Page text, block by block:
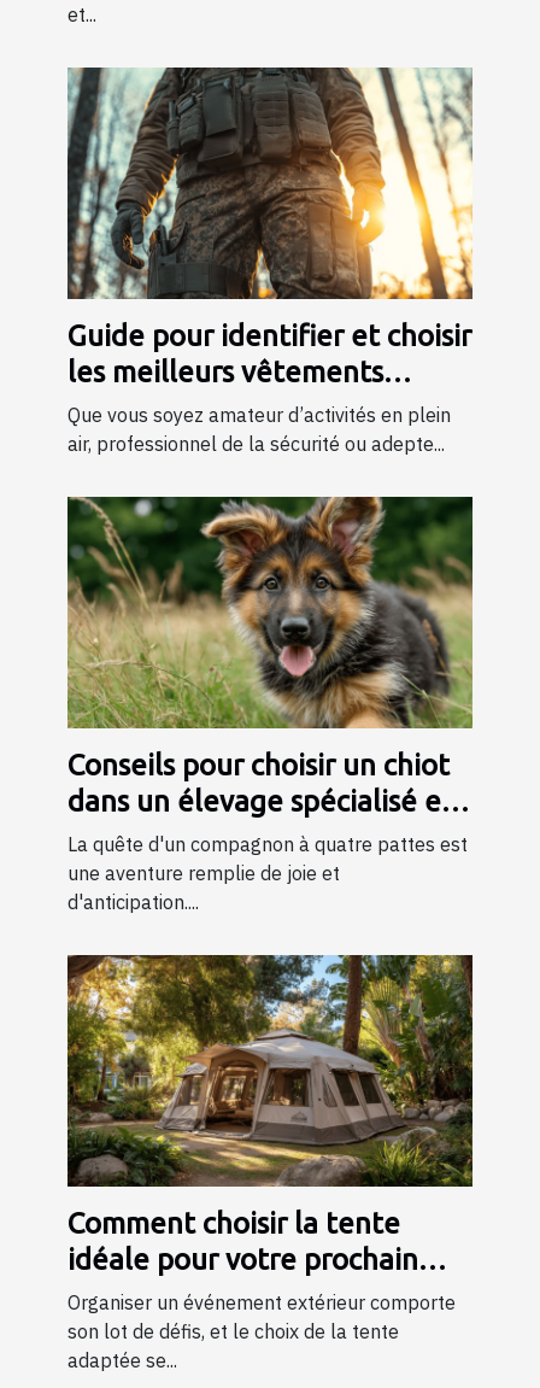
et...
Guide pour identifier et choisir
les meilleurs vêtements
tactiques
Que vous soyez amateur d’activités en plein
air, professionnel de la sécurité ou adepte...
Conseils pour choisir un chiot
dans un élevage spécialisé en
bergers
La quête d'un compagnon à quatre pattes est
une aventure remplie de joie et
d'anticipation....
Comment choisir la tente
idéale pour votre prochain
événement ?
Organiser un événement extérieur comporte
son lot de défis, et le choix de la tente
adaptée se...